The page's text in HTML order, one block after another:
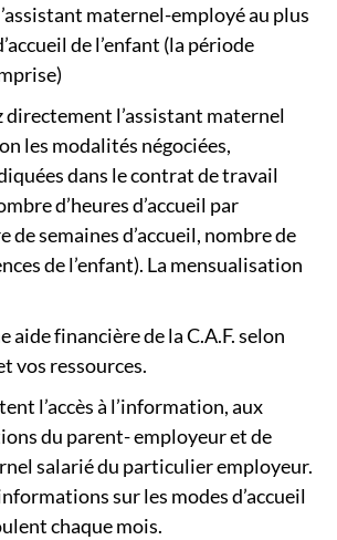
maternel-employé au plus
de l’enfant (la période
directement l’assistant maternel
les modalités négociées,
dans le contrat de travail
d’heures d’accueil par
de semaines d’accueil, nombre de
de l’enfant). La mensualisation
aide financière de la C.A.F. selon
vos ressources.
l’accès à l’information, aux
du parent- employeur et de
salarié du particulier employeur.
sur les modes d’accueil
chaque mois.